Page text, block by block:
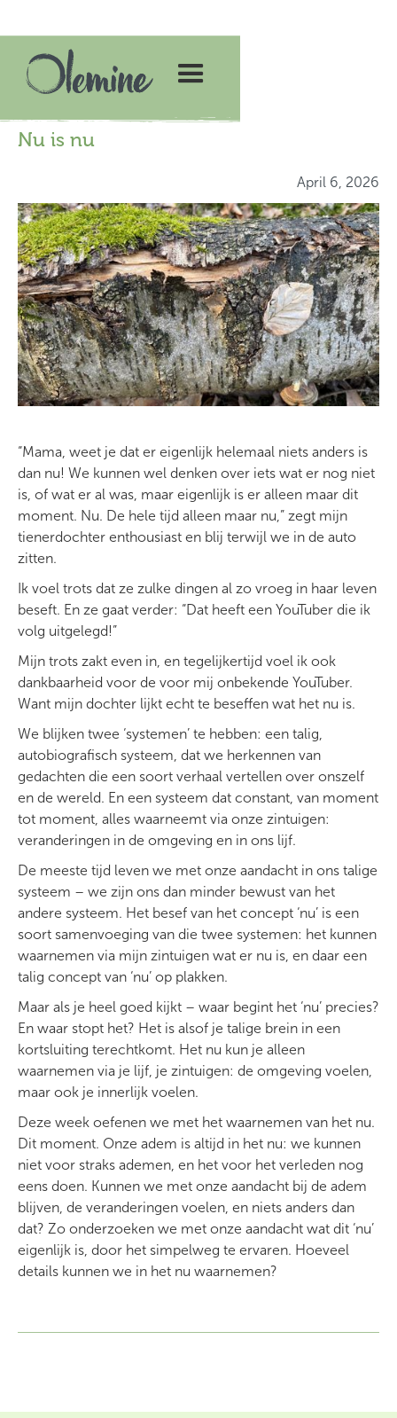
Nu is nu
April 6, 2026
“Mama, weet je dat er eigenlijk helemaal niets anders is
dan nu! We kunnen wel denken over iets wat er nog niet
is, of wat er al was, maar eigenlijk is er alleen maar dit
moment. Nu. De hele tijd alleen maar nu,” zegt mijn
tienerdochter enthousiast en blij terwijl we in de auto
zitten.
Ik voel trots dat ze zulke dingen al zo vroeg in haar leven
beseft. En ze gaat verder: “Dat heeft een YouTuber die ik
volg uitgelegd!”
Mijn trots zakt even in, en tegelijkertijd voel ik ook
dankbaarheid voor de voor mij onbekende YouTuber.
Want mijn dochter lijkt echt te beseffen wat het nu is.
We blijken twee ‘systemen’ te hebben: een talig,
autobiografisch systeem, dat we herkennen van
gedachten die een soort verhaal vertellen over onszelf
en de wereld. En een systeem dat constant, van moment
tot moment, alles waarneemt via onze zintuigen:
veranderingen in de omgeving en in ons lijf.
De meeste tijd leven we met onze aandacht in ons talige
systeem – we zijn ons dan minder bewust van het
andere systeem. Het besef van het concept ‘nu’ is een
soort samenvoeging van die twee systemen: het kunnen
waarnemen via mijn zintuigen wat er nu is, en daar een
talig concept van ‘nu’ op plakken.
Maar als je heel goed kijkt – waar begint het ‘nu’ precies?
En waar stopt het? Het is alsof je talige brein in een
kortsluiting terechtkomt. Het nu kun je alleen
waarnemen via je lijf, je zintuigen: de omgeving voelen,
maar ook je innerlijk voelen.
Deze week oefenen we met het waarnemen van het nu.
Dit moment. Onze adem is altijd in het nu: we kunnen
niet voor straks ademen, en het voor het verleden nog
eens doen. Kunnen we met onze aandacht bij de adem
blijven, de veranderingen voelen, en niets anders dan
dat? Zo onderzoeken we met onze aandacht wat dit ‘nu’
eigenlijk is, door het simpelweg te ervaren. Hoeveel
details kunnen we in het nu waarnemen?